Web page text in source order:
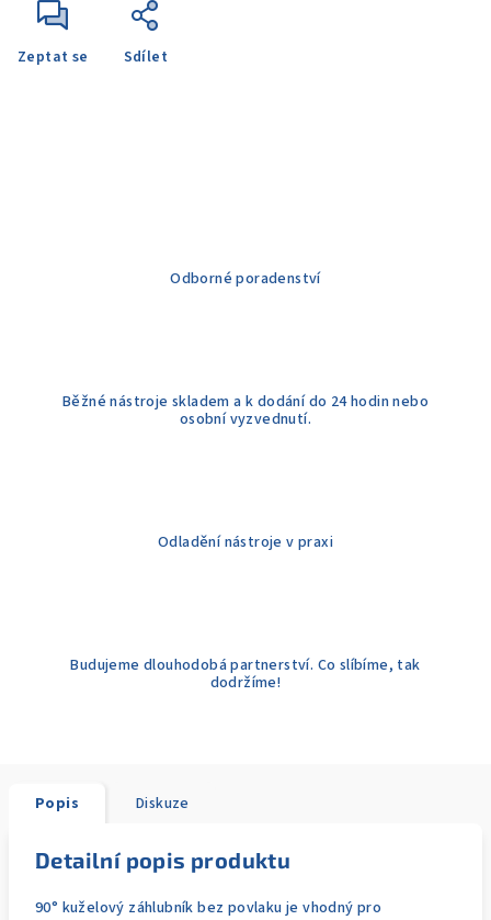
Zeptat se Sdílet
Odborné poradenství
Běžné nástroje skladem a k dodání do 24 hodin nebo
osobní vyzvednutí.
Odladění nástroje v praxi
Budujeme dlouhodobá partnerství. Co slíbíme, tak
dodržíme!
Popis Diskuze
Detailní popis produktu
90° kuželový záhlubník bez povlaku je vhodný pro